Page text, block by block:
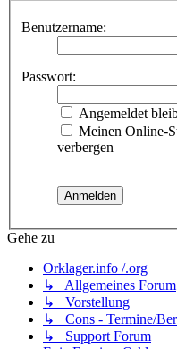
Benutzername:
Passwort:
Angemeldet
Meinen Online-
verbergen
Gehe zu
Orklager.info /.org
↳ Allgemeines Forum
↳ Vorstellung
↳ Cons - Termine/
↳ Support Forum